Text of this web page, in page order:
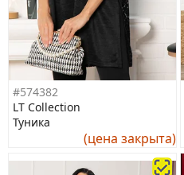
#574382
LT Collection
Туника
(цена закрыта)